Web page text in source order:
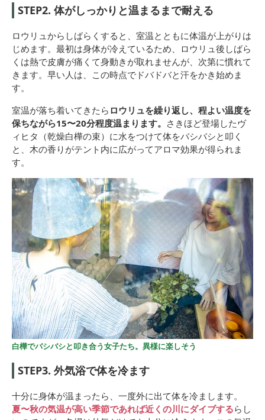
STEP2. 体がしっかりと温まるまで耐える
ロウリュからしばらくすると、室温とともに体温が上がりは
じめます。最初は身体が冷えているため、ロウリュ後しばら
くは熱で皮膚が痛くて身動きが取れませんが、次第に慣れて
きます。早い人は、この時点でドバドバと汗をかき始めま
す。
室温が落ち着いてきたら ロウリュを繰り返し、程よい温度を
保ちながら15〜20分程度温まります。 さきほど登場したヴ
ィヒタ（乾燥白樺の束）に水をつけて体をバシバシと叩く
と、木の香りがテント内に広がってアロマ効果が得られま
す。
白樺でバシバシと叩き合う女子たち。異様に楽しそう
STEP3. 外気浴で体を冷ます
十分に身体が温まったら、一度外に出て体を冷まします。
夏〜秋の気温が高い季節であれば近くの川にダイブするらし